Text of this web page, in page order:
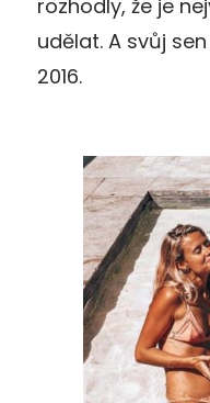
rozhodly, že je
udělat. A svůj
2016.